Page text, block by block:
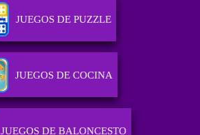
JUEGOS DE PUZZLE
JUEGOS DE COCINA
JUEGOS DE BALONCESTO